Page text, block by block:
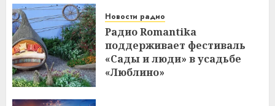
Новости радио
Радио Romantika
поддерживает фестиваль
«Сады и люди» в усадьбе
«Люблино»